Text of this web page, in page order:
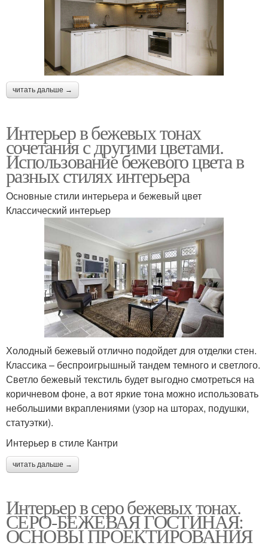
читать дальше →
Интерьер в бежевых тонах
сочетания с другими цветами.
Использование бежевого цвета в
разных стилях интерьера
Основные стили интерьера и бежевый цвет
Классический интерьер
Холодный бежевый отлично подойдет для отделки стен.
Классика – беспроигрышный тандем темного и светлого.
Светло бежевый текстиль будет выгодно смотреться на
коричневом фоне, а вот яркие тона можно использовать
небольшими вкраплениями (узор на шторах, подушки,
статуэтки).
Интерьер в стиле Кантри
читать дальше →
Интерьер в серо бежевых тонах.
СЕРО-БЕЖЕВАЯ ГОСТИНАЯ:
ОСНОВЫ ПРОЕКТИРОВАНИЯ